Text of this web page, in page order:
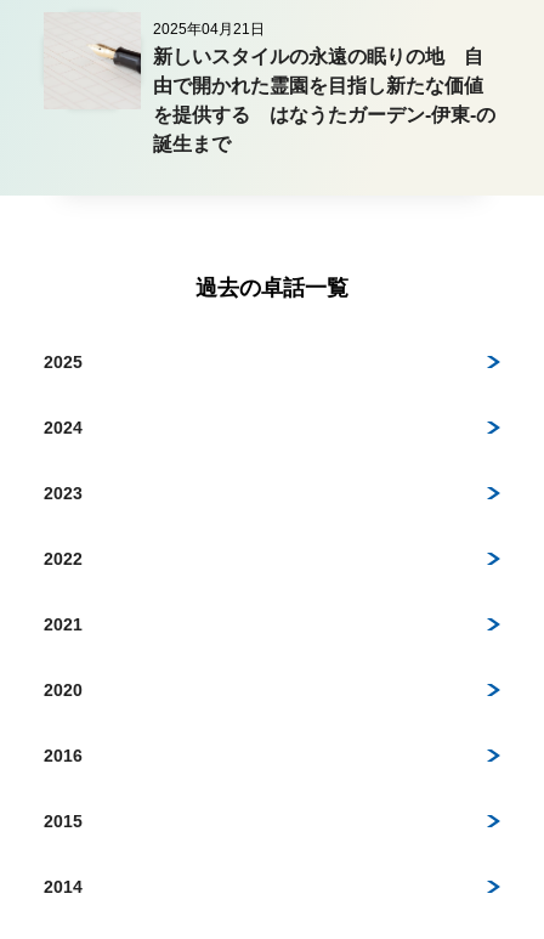
2025年04月21日
新しいスタイルの永遠の眠りの地 自
由で開かれた霊園を目指し新たな価値
を提供する はなうたガーデン-伊東-の
誕生まで
過去の卓話一覧
2025
2024
2023
2022
2021
2020
2016
2015
2014